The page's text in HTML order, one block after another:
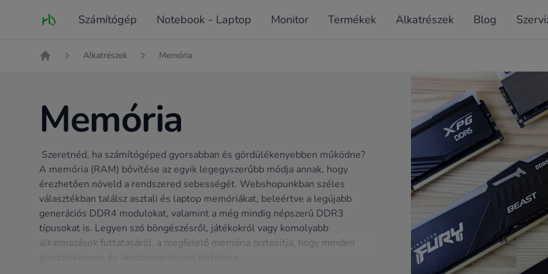
Fő oldal Számítógép Notebook - Laptop Monitor Termékek Alkatrészek Blog
Alkatrészek Memória
Memória
Szeretnéd, ha számítógéped gyorsabban és gördülékenyebben működne?
A memória (RAM) bővítése az egyik legegyszerűbb módja annak, hogy
érezhetően növeld a rendszered sebességét. Webshopunkban széles
választékban találsz asztali és laptop memóriákat, beleértve a legújabb
generációs DDR4 modulokat, valamint a még mindig népszerű DDR3
típusokat is. Legyen szó böngészésről, játékokról vagy komolyabb
alkalmazások futtatásáról, a megfelelő memória biztosítja, hogy minden